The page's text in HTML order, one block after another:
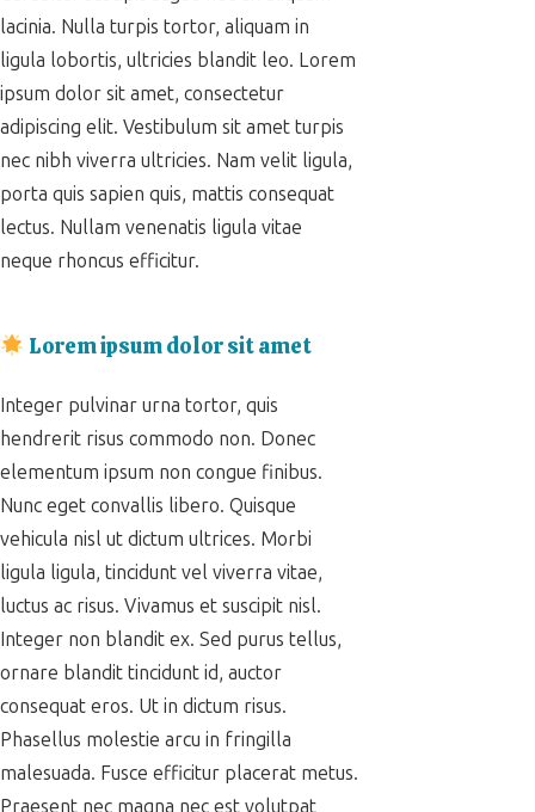
lacinia. Nulla turpis tortor, aliquam in
ligula lobortis, ultricies blandit leo. Lorem
ipsum dolor sit amet, consectetur
adipiscing elit. Vestibulum sit amet turpis
nec nibh viverra ultricies. Nam velit ligula,
porta quis sapien quis, mattis consequat
lectus. Nullam venenatis ligula vitae
neque rhoncus efficitur.
Lorem ipsum dolor sit amet
Integer pulvinar urna tortor, quis
hendrerit risus commodo non. Donec
elementum ipsum non congue finibus.
Nunc eget convallis libero. Quisque
vehicula nisl ut dictum ultrices. Morbi
ligula ligula, tincidunt vel viverra vitae,
luctus ac risus. Vivamus et suscipit nisl.
Integer non blandit ex. Sed purus tellus,
ornare blandit tincidunt id, auctor
consequat eros. Ut in dictum risus.
Phasellus molestie arcu in fringilla
malesuada. Fusce efficitur placerat metus.
Praesent nec magna nec est volutpat